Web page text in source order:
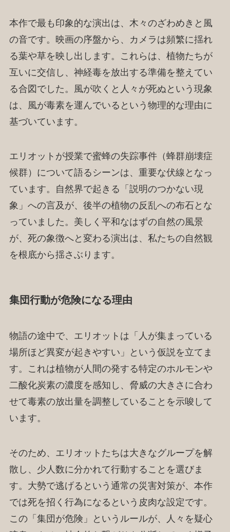
本作で最も印象的な演出は、木々のざわめきと風
の音です。映画の序盤から、カメラは頻繁に揺れ
る葉や草を映し出します。これらは、植物たちが
互いに交信し、神経毒を放出する準備を整えてい
る合図でした。風が吹くと人々が死ぬという現象
は、風が毒素を運んでいるという物理的な理由に
基づいています。
エリオットが授業で蜜蜂の失踪事件（蜂群崩壊症
候群）について語るシーンは、重要な伏線となっ
ています。自然界で起きる「説明のつかない現
象」への言及が、後半の植物の反乱への布石とな
っていました。美しく平和なはずの自然の風景
が、死の象徴へと変わる演出は、私たちの自然観
を根底から揺さぶります。
集団行動が危険になる理由
物語の途中で、エリオットは「人が集まっている
場所ほど異変が起きやすい」という仮説を立てま
す。これは植物が人間の発する特定のホルモンや
二酸化炭素の濃度を感知し、脅威の大きさに合わ
せて毒素の放出量を調整していることを示唆して
います。
そのため、エリオットたちは大きなグループを解
散し、少人数に分かれて行動することを選びま
す。大勢で逃げるという通常の災害対策が、本作
では死を招く行為になるという皮肉な設定です。
この「集団が危険」というルールが、人々を疑心